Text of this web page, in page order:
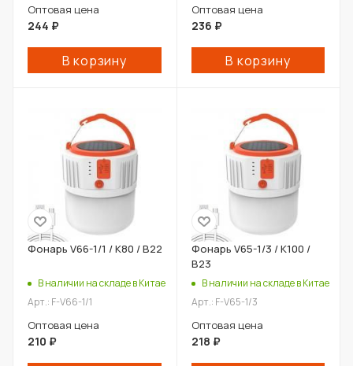
Оптовая цена
244 ₽
В корзину
Оптовая цена
236 ₽
В корзину
Фонарь V66-1/1 / К80 / В22
В наличии на складе в Китае
Арт.: F-V66-1/1
Оптовая цена
210 ₽
Фонарь V65-1/3 / К100 /
В23
В наличии на складе в Китае
Арт.: F-V65-1/3
Оптовая цена
218 ₽